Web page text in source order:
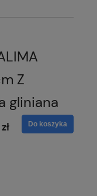
Z
gliniana
Do koszyka